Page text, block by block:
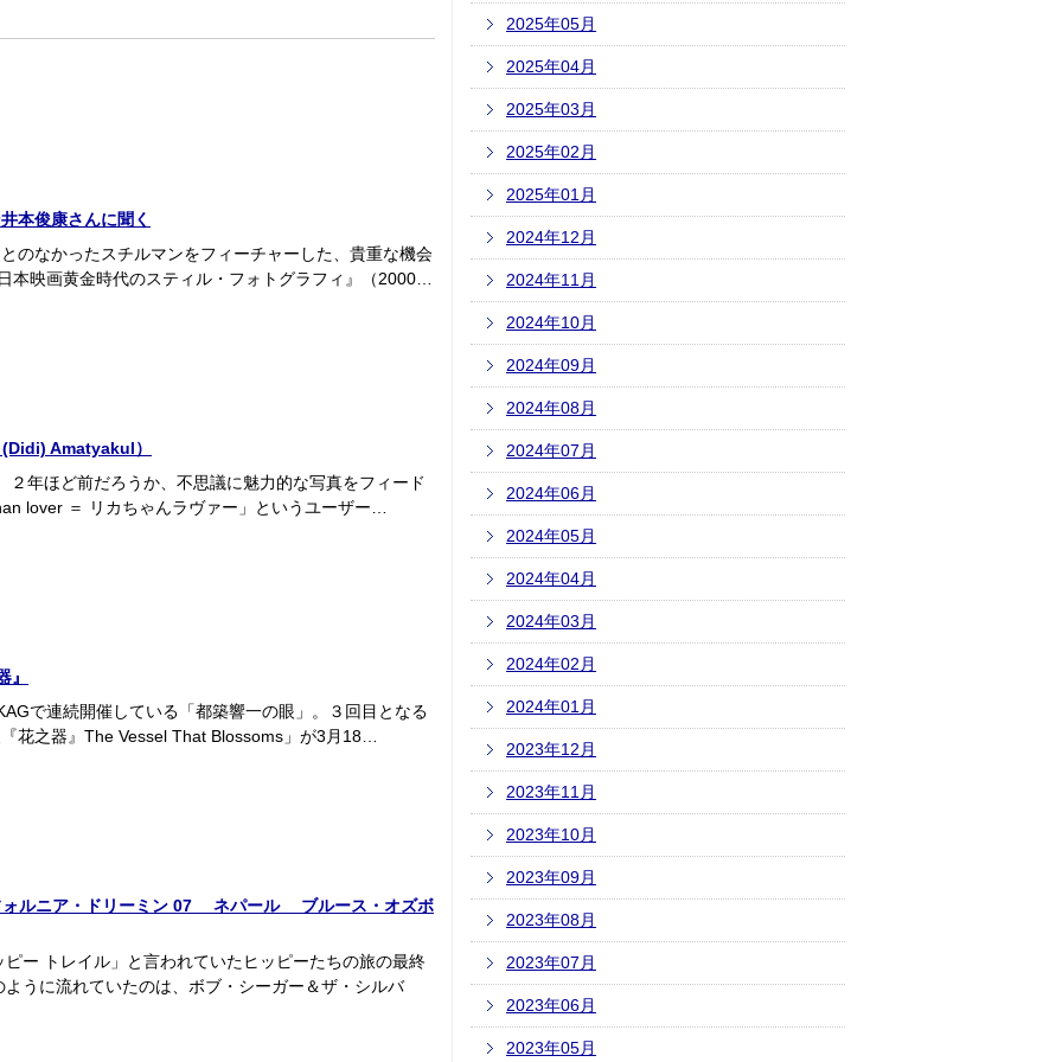
本俊康さんに聞く
のなかったスチルマンをフィーチャーした、貴重な機会
本映画黄金時代のスティル・フォトグラフィ』（2000…
Amatyakul）
年ほど前だろうか、不思議に魅力的な写真をフィード
lover ＝ リカちゃんラヴァー」というユーザー…
で連続開催している「都築響一の眼」。３回目となる
花之器』The Vessel That Blossoms」が3月18…
ルニア・ドリーミン 07 ネパール ブルース・オズボ
ー トレイル」と言われていたヒッピーたちの旅の最終
うに流れていたのは、ボブ・シーガー＆ザ・シルバ
2025年05月
2025年04月
2025年03月
2025年02月
2025年01月
2024年12月
2024年11月
2024年10月
2024年09月
2024年08月
2024年07月
2024年06月
2024年05月
2024年04月
2024年03月
2024年02月
2024年01月
2023年12月
2023年11月
2023年10月
2023年09月
2023年08月
2023年07月
2023年06月
2023年05月